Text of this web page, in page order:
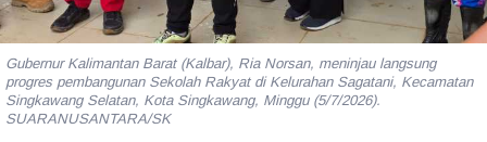
Gubernur Kalimantan Barat (Kalbar), Ria Norsan, meninjau langsung
progres pembangunan Sekolah Rakyat di Kelurahan Sagatani, Kecamatan
Singkawang Selatan, Kota Singkawang, Minggu (5/7/2026).
SUARANUSANTARA/SK